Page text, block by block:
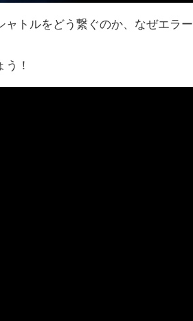
トルをどう繋ぐのか、なぜエラー
！